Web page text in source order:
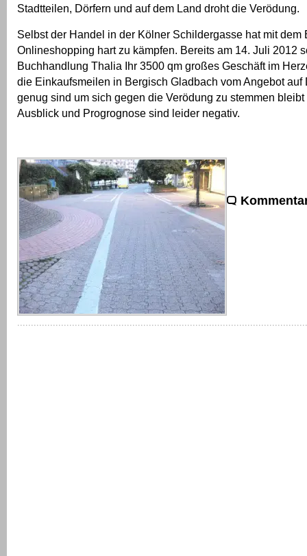
Stadtteilen, Dörfern und auf dem Land droht die Verödung.
Selbst der Handel in der Kölner Schildergasse hat mit dem
Onlineshopping hart zu kämpfen. Bereits am 14. Juli 2012
Buchhandlung Thalia Ihr 3500 qm großes Geschäft im
die Einkaufsmeilen in Bergisch Gladbach vom Angebot auf
genug sind um sich gegen die Verödung zu stemmen
Ausblick und Progrognose sind leider negativ.